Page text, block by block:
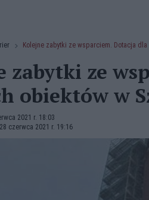
Kolejne zabytki ze wsparciem. Dotacja
zabytki ze
obiektów w
2021 r. 18:03
czerwca 2021 r. 19:16